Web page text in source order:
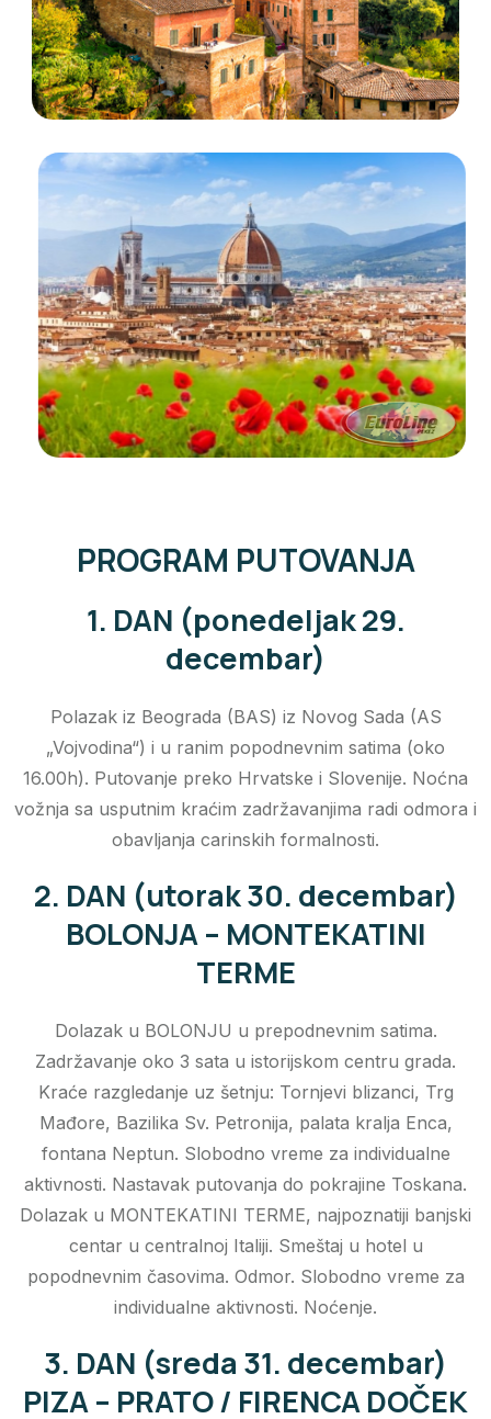
PROGRAM PUTOVANJA
1. DAN (ponedeljak 29.
decembar)
Polazak iz Beograda (BAS) iz Novog Sada (AS
„Vojvodina“) i u ranim popodnevnim satima (oko
16.00h). Putovanje preko Hrvatske i Slovenije. Noćna
vožnja sa usputnim kraćim zadržavanjima radi odmora i
obavljanja carinskih formalnosti.
2. DAN (utorak 30. decembar)
BOLONJA – MONTEKATINI
TERME
Dolazak u BOLONJU u prepodnevnim satima.
Zadržavanje oko 3 sata u istorijskom centru grada.
Kraće razgledanje uz šetnju: Tornjevi blizanci, Trg
Mađore, Bazilika Sv. Petronija, palata kralja Enca,
fontana Neptun. Slobodno vreme za individualne
aktivnosti. Nastavak putovanja do pokrajine Toskana.
Dolazak u MONTEKATINI TERME, najpoznatiji banjski
centar u centralnoj Italiji. Smeštaj u hotel u
popodnevnim časovima. Odmor. Slobodno vreme za
individualne aktivnosti. Noćenje.
3. DAN (sreda 31. decembar)
PIZA – PRATO / FIRENCA DOČEK